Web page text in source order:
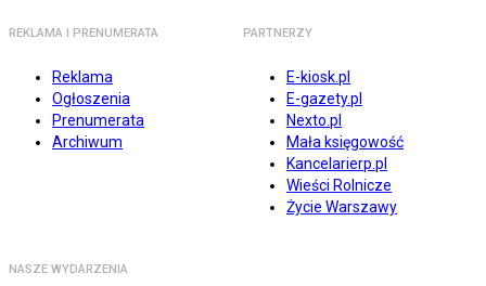
REKLAMA I PRENUMERATA
Reklama
Ogłoszenia
Prenumerata
Archiwum
PARTNERZY
E-kiosk.pl
E-gazety.pl
Nexto.pl
Mała księgowość
Kancelarierp.pl
Wieści Rolnicze
Życie Warszawy
NASZE WYDARZENIA